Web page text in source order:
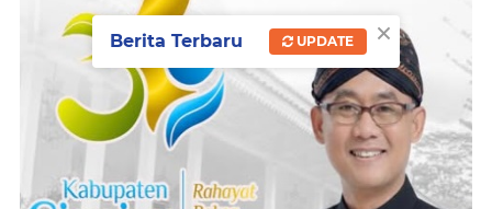
×
Berita Terbaru UPDATE